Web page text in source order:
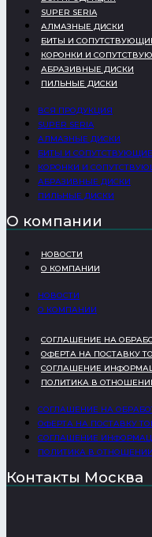
SUPER SERIA
АЛМАЗНЫЕ ДИСКИ
БИТЫ И
КОРОНКИ И
АБРАЗИВНЫЕ ДИСКИ
ПИЛЬНЫЕ ДИСКИ
ВСЯ ПРОДУКЦИЯ
SUPER SERIA
АЛМАЗНЫЕ ДИСКИ
БИТЫ И
КОРОНКИ И
АБРАЗИВНЫЕ ДИСКИ
ПИЛЬНЫЕ ДИСКИ
О компании
НОВОСТИ
О КОМПАНИИ
НОВОСТИ
О КОМПАНИИ
СОГЛАШЕНИЕ НА
ОФЕРТА НА ПОСТАВКУ
СОГЛАШЕНИЕ
ПОЛИТИКА В
СОГЛАШЕНИЕ НА
ОФЕРТА НА ПОСТАВКУ
СОГЛАШЕНИЕ
ПОЛИТИКА В
Контакты Москва